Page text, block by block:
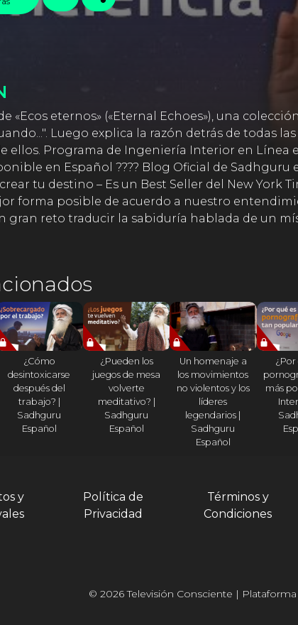
«Ecos eternos» («Eternal Echoes»), una
Luego explica la razón detrás de todas
ellos. Programa de Ingeniería Interior en Línea
en Español ???? Blog Oficial de Sadhguru
tu destino – Es un Best Seller del New York
forma posible de acuerdo a nuestro
gran reto traducir la sabiduría hablada de un
¿Cómo
desintoxicarse
después del
trabajo? |
Sadhguru
Español
¿Pueden los
juegos de mesa
volverte
meditativo? |
Sadhguru
Español
Un homenaje a
los movimientos
no violentos y los
líderes
legendarios |
Sadhguru
Español
¿Por
más
y
Política de
Privacidad
Términos y
Condiciones
© 2026 Televisión Consciente |